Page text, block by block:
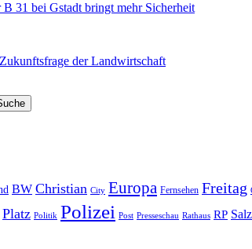
31 bei Gstadt bringt mehr Sicherheit
der Landwirtschaft
BW Christian City Europa Fernsehen Freitag
Platz Politik Polizei Post Presseschau Rathaus RP